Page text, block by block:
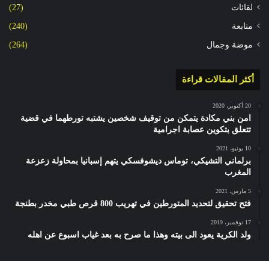
لقائات (27)
متابعة (240)
موضة وجمال (264)
أكثر المقالات قراءة
20 أكتوبر، 2020
امن بني مكادة يتمكن من توقيف شخصين يشتبه تورطهما في قضية
تتعلق بتكوين عصابة اجرامية
10 يونيو، 2021
برلماني التشيكي، توماس ديشوفسكي يتهم إسبانيا بمحاولة زعزعة
المغرب
5 مارس، 2021
فتح تحقيق لتحديد المتورطين في تهريب 800 قرص طبي مخدر بطنجة
17 نوفمبر، 2019
ولد الكرية يعود الى بيته وهذا ما صرح به بعد غياب اسبوع عن اهله